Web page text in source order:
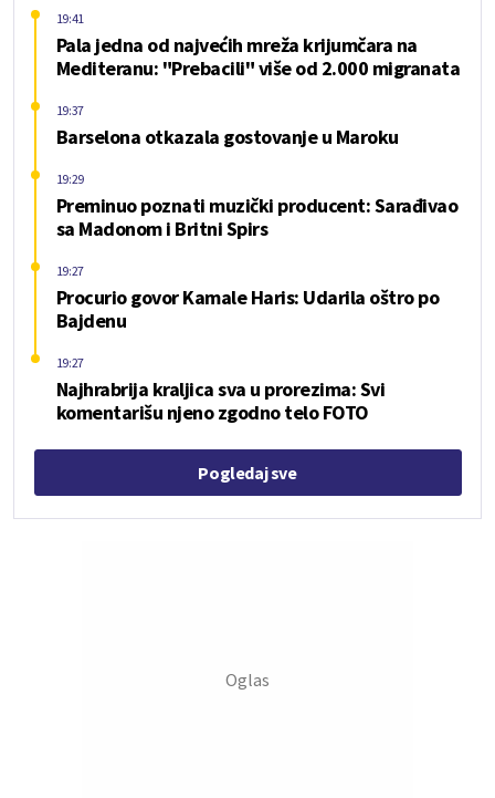
Pala jedna od najvećih mreža krijumčara na
Mediteranu: "Prebacili" više od 2.000 migranata
19:41
Barselona otkazala gostovanje u Maroku
19:37
Preminuo poznati muzički producent: Sarađivao
sa Madonom i Britni Spirs
19:29
Procurio govor Kamale Haris: Udarila oštro po
Bajdenu
19:27
Najhrabrija kraljica sva u prorezima: Svi
komentarišu njeno zgodno telo FOTO
19:27
Pogledaj sve